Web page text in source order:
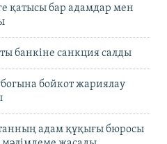
қатысы бар адамдар мен
банкіне санкция салды
бойкот жариялау
адам құқығы бюросы